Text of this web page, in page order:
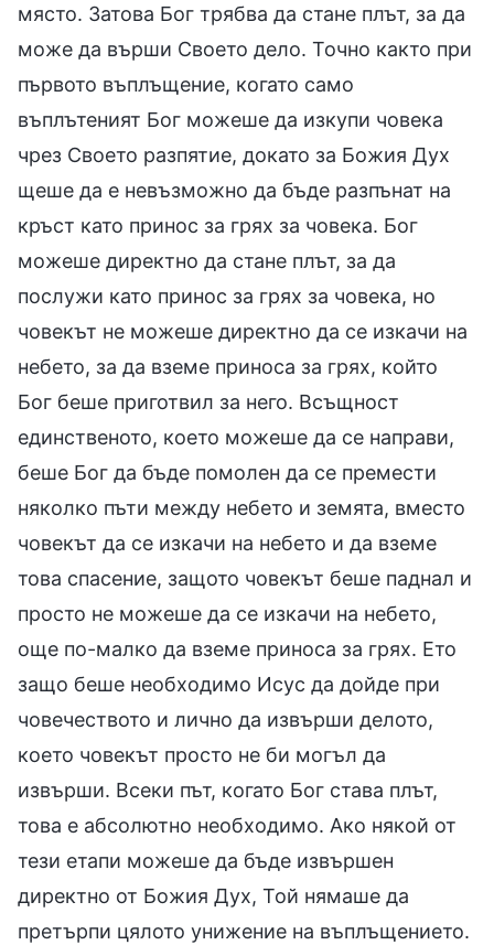
място. Затова Бог трябва да стане плът, за да
може да върши Своето дело. Точно както при
първото въплъщение, когато само
въплътеният Бог можеше да изкупи човека
чрез Своето разпятие, докато за Божия Дух
щеше да е невъзможно да бъде разпънат на
кръст като принос за грях за човека. Бог
можеше директно да стане плът, за да
послужи като принос за грях за човека, но
човекът не можеше директно да се изкачи на
небето, за да вземе приноса за грях, който
Бог беше приготвил за него. Всъщност
единственото, което можеше да се направи,
беше Бог да бъде помолен да се премести
няколко пъти между небето и земята, вместо
човекът да се изкачи на небето и да вземе
това спасение, защото човекът беше паднал и
просто не можеше да се изкачи на небето,
още по-малко да вземе приноса за грях. Ето
защо беше необходимо Исус да дойде при
човечеството и лично да извърши делото,
което човекът просто не би могъл да
извърши. Всеки път, когато Бог става плът,
това е абсолютно необходимо. Ако някой от
тези етапи можеше да бъде извършен
директно от Божия Дух, Той нямаше да
претърпи цялото унижение на въплъщението.